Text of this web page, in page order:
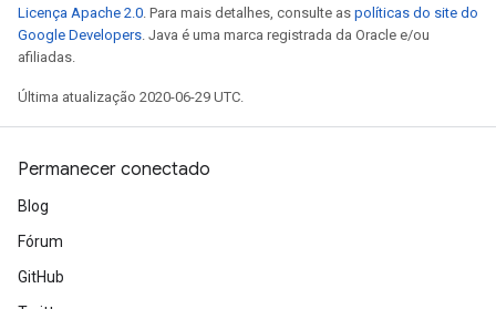
Licença Apache 2.0. Para mais detalhes, consulte as políticas do site do
Google Developers. Java é uma marca registrada da Oracle e/ou
afiliadas.
Última atualização 2020-06-29 UTC.
Permanecer conectado
Blog
Fórum
GitHub